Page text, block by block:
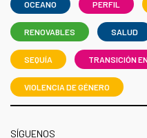
OCEANO PERFIL
RENOVABLES SALUD
SEQUÍA TRANSICIÓN
VIOLENCIA DE GÉNERO
SÍGUENOS